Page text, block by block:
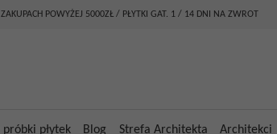
POWYŻEJ 5000ZŁ / PŁYTKI GAT. 1 / 14 DNI NA ZWROT
płytek Blog Strefa Architekta Architekci